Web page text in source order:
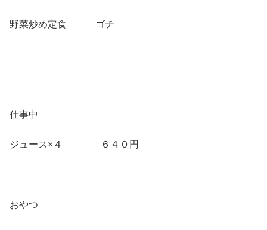
野菜炒め定食 ゴチ
仕事中
ジュース×４ ６４０円
おやつ